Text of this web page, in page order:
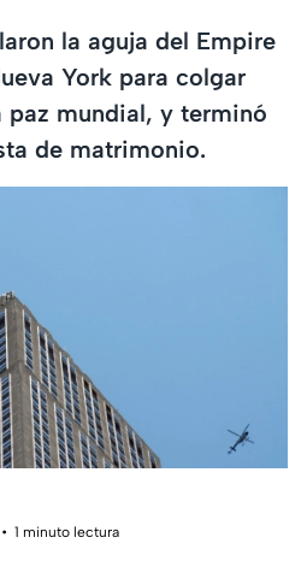
la aguja del Empire
York para colgar
paz mundial, y terminó
de matrimonio.
1 minuto lectura